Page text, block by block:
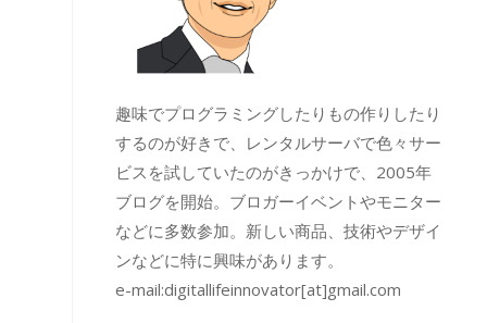
趣味でプログラミングしたりもの作りしたり
するのが好きで、レンタルサーバで色々サー
ビスを試していたのがきっかけで、2005年
ブログを開始。ブロガーイベントやモニター
などに多数参加。新しい商品、技術やデザイ
ンなどに特に興味があります。
e-mail:digitallifeinnovator[at]gmail.com